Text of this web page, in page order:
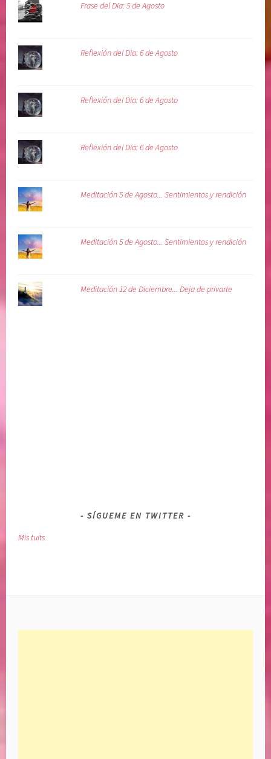
Frase del Dia: 5 de Agosto
Reflexión del Dia: 6 de Agosto
Reflexión del Dia: 6 de Agosto
Reflexión del Dia: 6 de Agosto
Meditación 5 de Agosto... Sentimientos y rendición
Meditación 5 de Agosto... Sentimientos y rendición
Meditación 12 de Diciembre... Deja de privarte
SÍGUEME EN TWITTER
Mis tuits